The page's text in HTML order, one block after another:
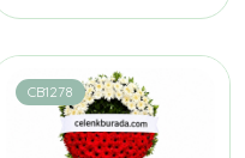
CB1278